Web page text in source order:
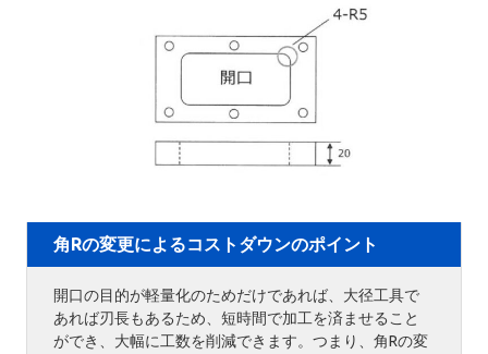
角Rの変更によるコストダウンのポイント
開口の目的が軽量化のためだけであれば、大径工具で
あれば刃長もあるため、短時間で加工を済ませること
ができ、大幅に工数を削減できます。つまり、角Rの変